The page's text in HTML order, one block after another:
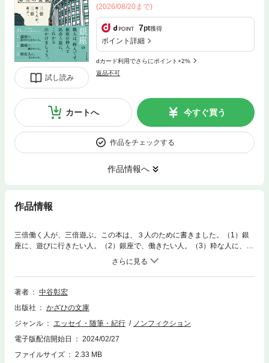
試し読み
(2026/08/20まで)
7pt獲得
ポイント詳細
dカード利用でさらにポイント+2%
返品不可
カートへ 今すぐ買う
作品をチェックする
作品情報へ
作品情報
三倍働く人が、三倍遊ぶ。この本は、３人のために書きました。（1）銀
座に、遊びに行きたい人。（2）銀座で、働きたい人。（3）粋な人に、な
りたい人。銀座の職人は、粋人です。銀座の粋人と、出会う旅に、これか
ら出かけましょう。銀座の凄さは、一流品ではない。一流品をつくり、出
会わせる一流の人だ。
著者
中谷彰宏
出版社
かざひの文庫
ジャンル
エッセイ・随筆・紀行
ノンフィクション
電子版配信開始日
2024/02/27
ファイルサイズ
2.33 MB